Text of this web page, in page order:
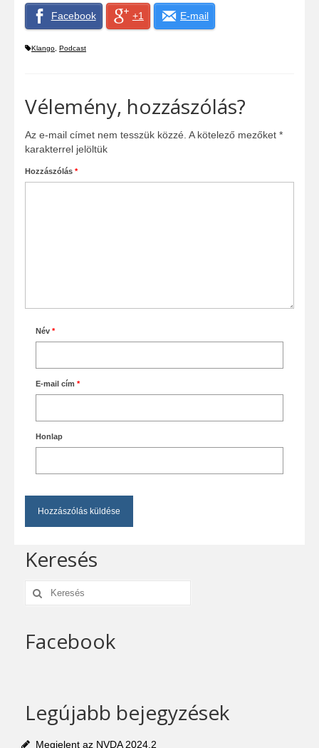
Facebook +1 E-mail
Klango, Podcast
Vélemény, hozzászólás?
Az e-mail címet nem tesszük közzé. A kötelező mezőket *
karakterrel jelöltük
Hozzászólás *
Név *
E-mail cím *
Honlap
Keresés
Keresés:
Facebook
Legújabb bejegyzések
Megjelent az NVDA 2024.2